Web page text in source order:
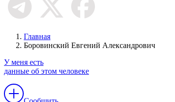
Главная
Боровинский Евгений Александрович
У меня есть
данные об этом человеке